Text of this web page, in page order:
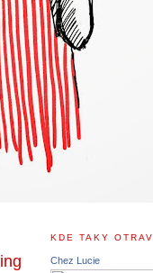
KDE TAKY
Chez Lucie